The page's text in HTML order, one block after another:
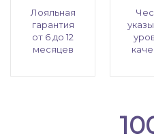
Лояльная
гарантия
от 6 до 12
месяцев